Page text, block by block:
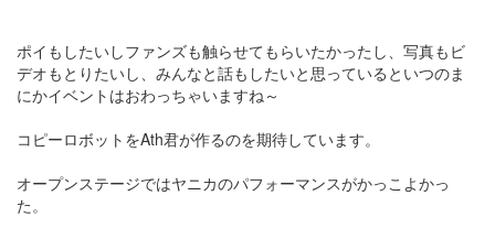
ポイもしたいしファンズも触らせてもらいたかったし、写真もビ
デオもとりたいし、みんなと話もしたいと思っているといつのま
にかイベントはおわっちゃいますね～
コピーロボットをAth君が作るのを期待しています。
オープンステージではヤニカのパフォーマンスがかっこよかっ
た。